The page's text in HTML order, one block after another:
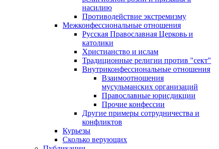
насилию
Противодействие экстремизму
Межконфессиональные отношения
Русская Православная Церковь и
католики
Христианство и ислам
Традиционные религии против "сект"
Внутриконфессиональные отношения
Взаимоотношения
мусульманских организаций
Православные юрисдикции
Прочие конфессии
Другие примеры сотрудничества и
конфликтов
Курьезы
Сколько верующих